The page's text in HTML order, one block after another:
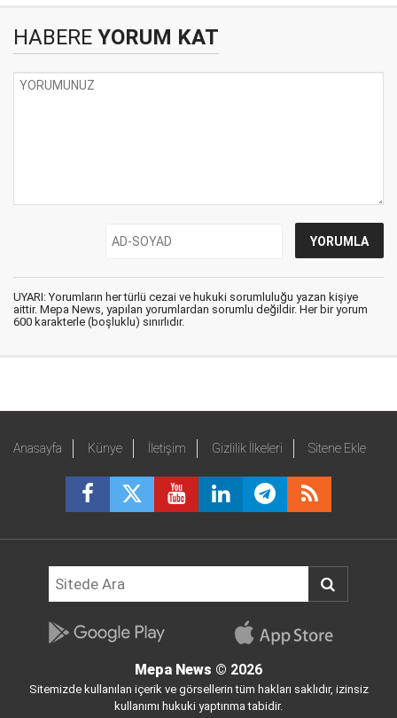
HABERE YORUM KAT
UYARI: Yorumların her türlü cezai ve hukuki sorumluluğu yazan kişiye
aittir. Mepa News, yapılan yorumlardan sorumlu değildir. Her bir yorum
600 karakterle (boşluklu) sınırlıdır.
Anasayfa Künye İletişim Gizlilik İlkeleri Sitene Ekle
Mepa News © 2026
Sitemizde kullanılan içerik ve görsellerin tüm hakları saklıdır, izinsiz
kullanımı hukuki yaptırıma tabidir.